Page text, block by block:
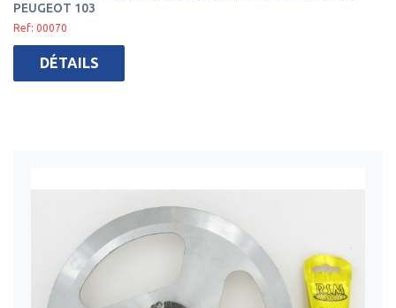
PEUGEOT 103
Ref: 00070
DÉTAILS